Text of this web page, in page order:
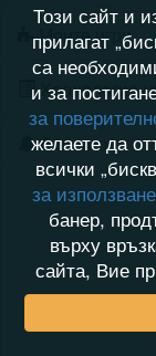
Моите игри
Хронология
Активност
Този сайт и
прилагат
са
и за
за
желаете да
всички
за
банер,
върху
сайта, Вие